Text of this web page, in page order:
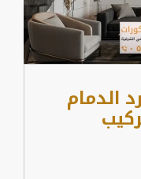
الدمام
تركيب